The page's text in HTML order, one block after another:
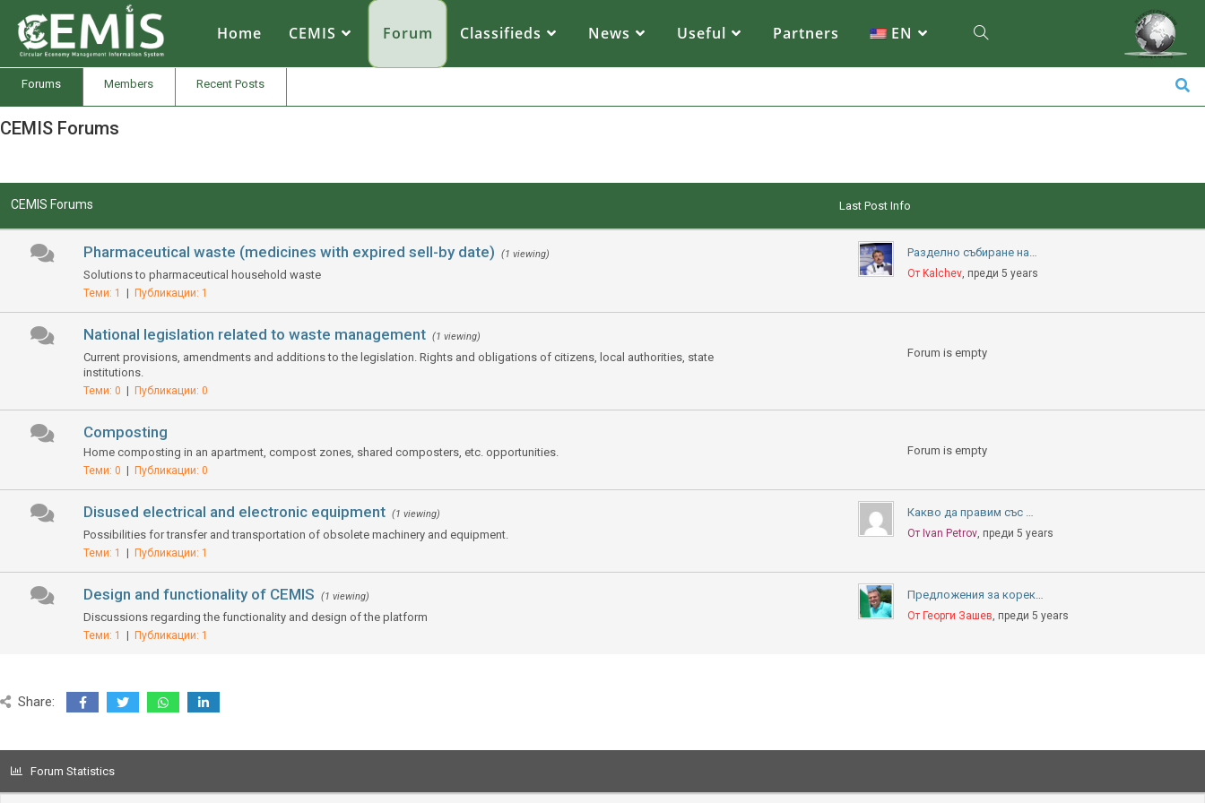
Home CEMIS Forum Classifieds News Useful Partners EN
– Разделно събиране на отпадъци – карта по общини. Кликнете върху избрана от Вас община за да се зареди с обектите за разделно събиране на отпадъци.
Forums Members Recent Posts
CEMIS Forums
CEMIS Forums Last Post Info
Pharmaceutical waste (medicines with expired sell-by date) (1 viewing)
Solutions to pharmaceutical household waste
Теми: 1 Публикации: 1
Разделно събиране на…
От Kalchev, преди 5 years
National legislation related to waste management (1 viewing)
Current provisions, amendments and additions to the legislation. Rights and obligations of citizens, local authorities, state
institutions.
Теми: 0 Публикации: 0
Forum is empty
Composting
Home composting in an apartment, compost zones, shared composters, etc. opportunities.
Теми: 0 Публикации: 0
Forum is empty
Disused electrical and electronic equipment (1 viewing)
Possibilities for transfer and transportation of obsolete machinery and equipment.
Теми: 1 Публикации: 1
Какво да правим със …
От Ivan Petrov, преди 5 years
Design and functionality of CEMIS (1 viewing)
Discussions regarding the functionality and design of the platform
Теми: 1 Публикации: 1
Предложения за корек…
От Георги Зашев, преди 5 years
Share:
Forum Statistics